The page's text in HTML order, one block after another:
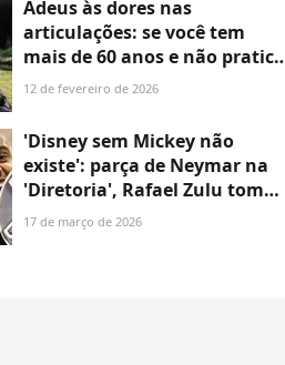
Adeus às dores nas
articulações: se você tem
mais de 60 anos e não pratica
nenhum esporte, o Yoga é a
funcional e mais forte
12 de fevereiro de 2026
'Disney sem Mickey não
existe': parça de Neymar na
'Diretoria', Rafael Zulu toma
as dores do jogador, manda
17 de março de 2026